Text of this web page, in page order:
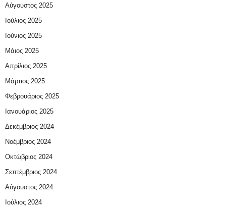
Αύγουστος 2025
Ιούλιος 2025
Ιούνιος 2025
Μάιος 2025
Απρίλιος 2025
Μάρτιος 2025
Φεβρουάριος 2025
Ιανουάριος 2025
Δεκέμβριος 2024
Νοέμβριος 2024
Οκτώβριος 2024
Σεπτέμβριος 2024
Αύγουστος 2024
Ιούλιος 2024